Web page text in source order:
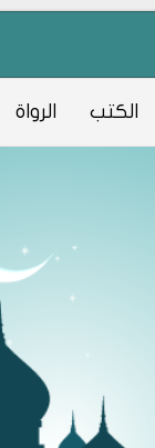
الكتب الرواة